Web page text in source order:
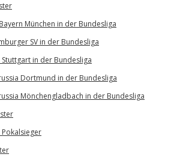
München in der Bundesliga
SV in der Bundesliga
in der Bundesliga
Dortmund in der Bundesliga
Mönchengladbach in der Bundesliga